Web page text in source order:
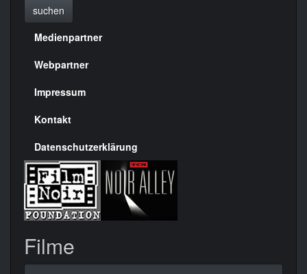
suchen
Menülinks
rechte
Seite
Medienpartner
Webpartner
Impressum
Kontakt
Datenschutzerklärung
Filme